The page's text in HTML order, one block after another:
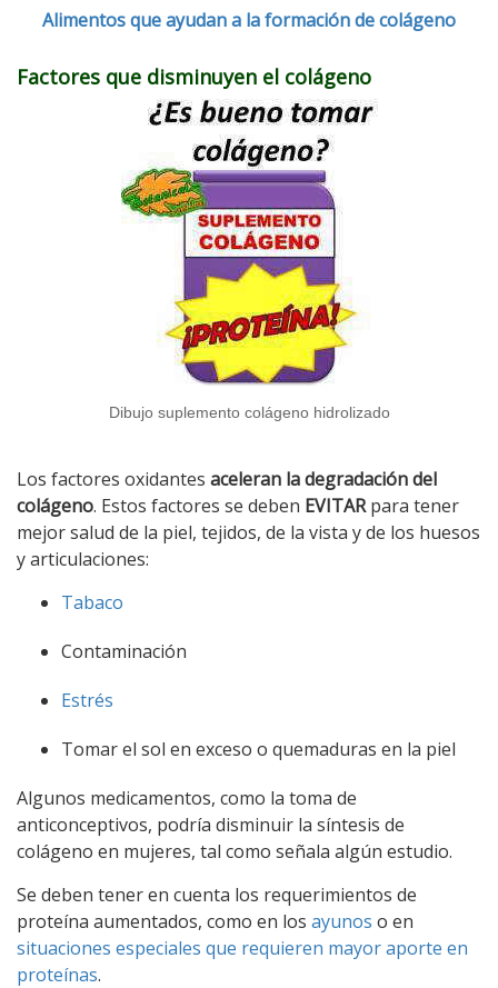
Alimentos que ayudan a la formación de colágeno
Factores que disminuyen el colágeno
Dibujo suplemento colágeno hidrolizado
Los factores oxidantes aceleran la degradación del
colágeno. Estos factores se deben EVITARpara tener
mejor salud de la piel, tejidos, de la vista y de los huesos
y articulaciones:
Tabaco
Contaminación
Estrés
Tomar el sol en exceso o quemaduras en la piel
Algunos medicamentos, como la toma de
anticonceptivos, podría disminuir la síntesis de
colágeno en mujeres, tal como señala algún estudio.
Se deben tener en cuenta los requerimientos de
proteína aumentados, como en los ayunos o en
situaciones especiales que requieren mayor aporte en
proteínas.